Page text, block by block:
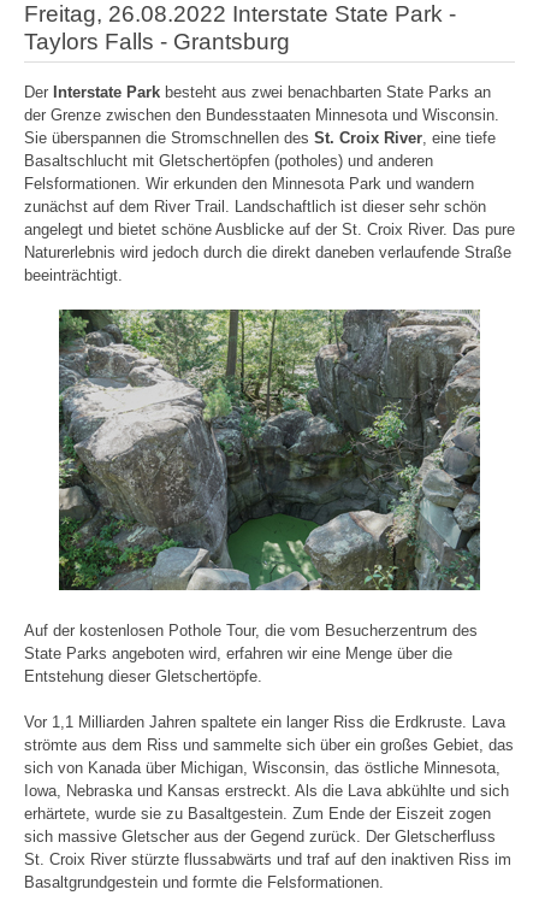
Freitag, 26.08.2022 Interstate State Park -
Taylors Falls - Grantsburg
Der Interstate Park besteht aus zwei benachbarten State Parks an
der Grenze zwischen den Bundesstaaten Minnesota und Wisconsin.
Sie überspannen die Stromschnellen des St. Croix River , eine tiefe
Basaltschlucht mit Gletschertöpfen (potholes) und anderen
Felsformationen. Wir erkunden den Minnesota Park und wandern
zunächst auf dem River Trail. Landschaftlich ist dieser sehr schön
angelegt und bietet schöne Ausblicke auf der St. Croix River. Das pure
Naturerlebnis wird jedoch durch die direkt daneben verlaufende Straße
beeinträchtigt.
Auf der kostenlosen Pothole Tour, die vom Besucherzentrum des
State Parks angeboten wird, erfahren wir eine Menge über die
Entstehung dieser Gletschertöpfe.
Vor 1,1 Milliarden Jahren spaltete ein langer Riss die Erdkruste. Lava
strömte aus dem Riss und sammelte sich über ein großes Gebiet, das
sich von Kanada über Michigan, Wisconsin, das östliche Minnesota,
Iowa, Nebraska und Kansas erstreckt. Als die Lava abkühlte und sich
erhärtete, wurde sie zu Basaltgestein. Zum Ende der Eiszeit zogen
sich massive Gletscher aus der Gegend zurück. Der Gletscherfluss
St. Croix River stürzte flussabwärts und traf auf den inaktiven Riss im
Basaltgrundgestein und formte die Felsformationen.